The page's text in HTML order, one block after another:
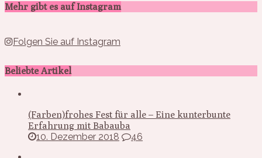
Mehr gibt es auf Instagram
Folgen Sie auf Instagram
Beliebte Artikel
(Farben)frohes Fest für alle – Eine kunterbunte
Erfahrung mit Babauba
10. Dezember 2018
46